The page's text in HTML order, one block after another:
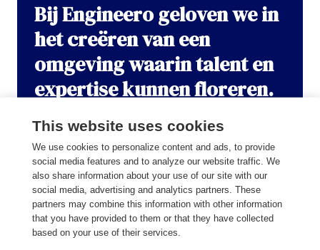
This website uses cookies
We use cookies to personalize content and ads, to provide
social media features and to analyze our website traffic. We
also share information about your use of our site with our
social media, advertising and analytics partners. These
partners may combine this information with other information
that you have provided to them or that they have collected
based on your use of their services.
Bij Engineero geloven we in
het creëren van een
omgeving waarin talent en
expertise kunnen floreren.
De Chapter Lead fungeert als een manager voor de
engineers binnen de Chapter en heeft traditionele
verantwoordelijkheden zoals het ontwikkelen en
begeleiden van teamleden. Ze zijn essentieel in het
stimuleren van groei en succes binnen de Chapter.